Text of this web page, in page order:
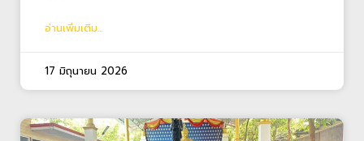
อ่านเพิ่มเติม...
17 มิถุนายน 2026